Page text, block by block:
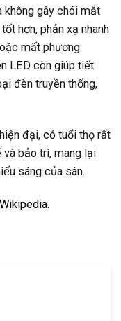
không gây chói mắt
hơn, phản xạ nhanh
mất phương
LED còn giúp tiết
đèn truyền thống,
đại, có tuổi thọ rất
bảo trì, mang lại
sáng của sân.
Wikipedia.